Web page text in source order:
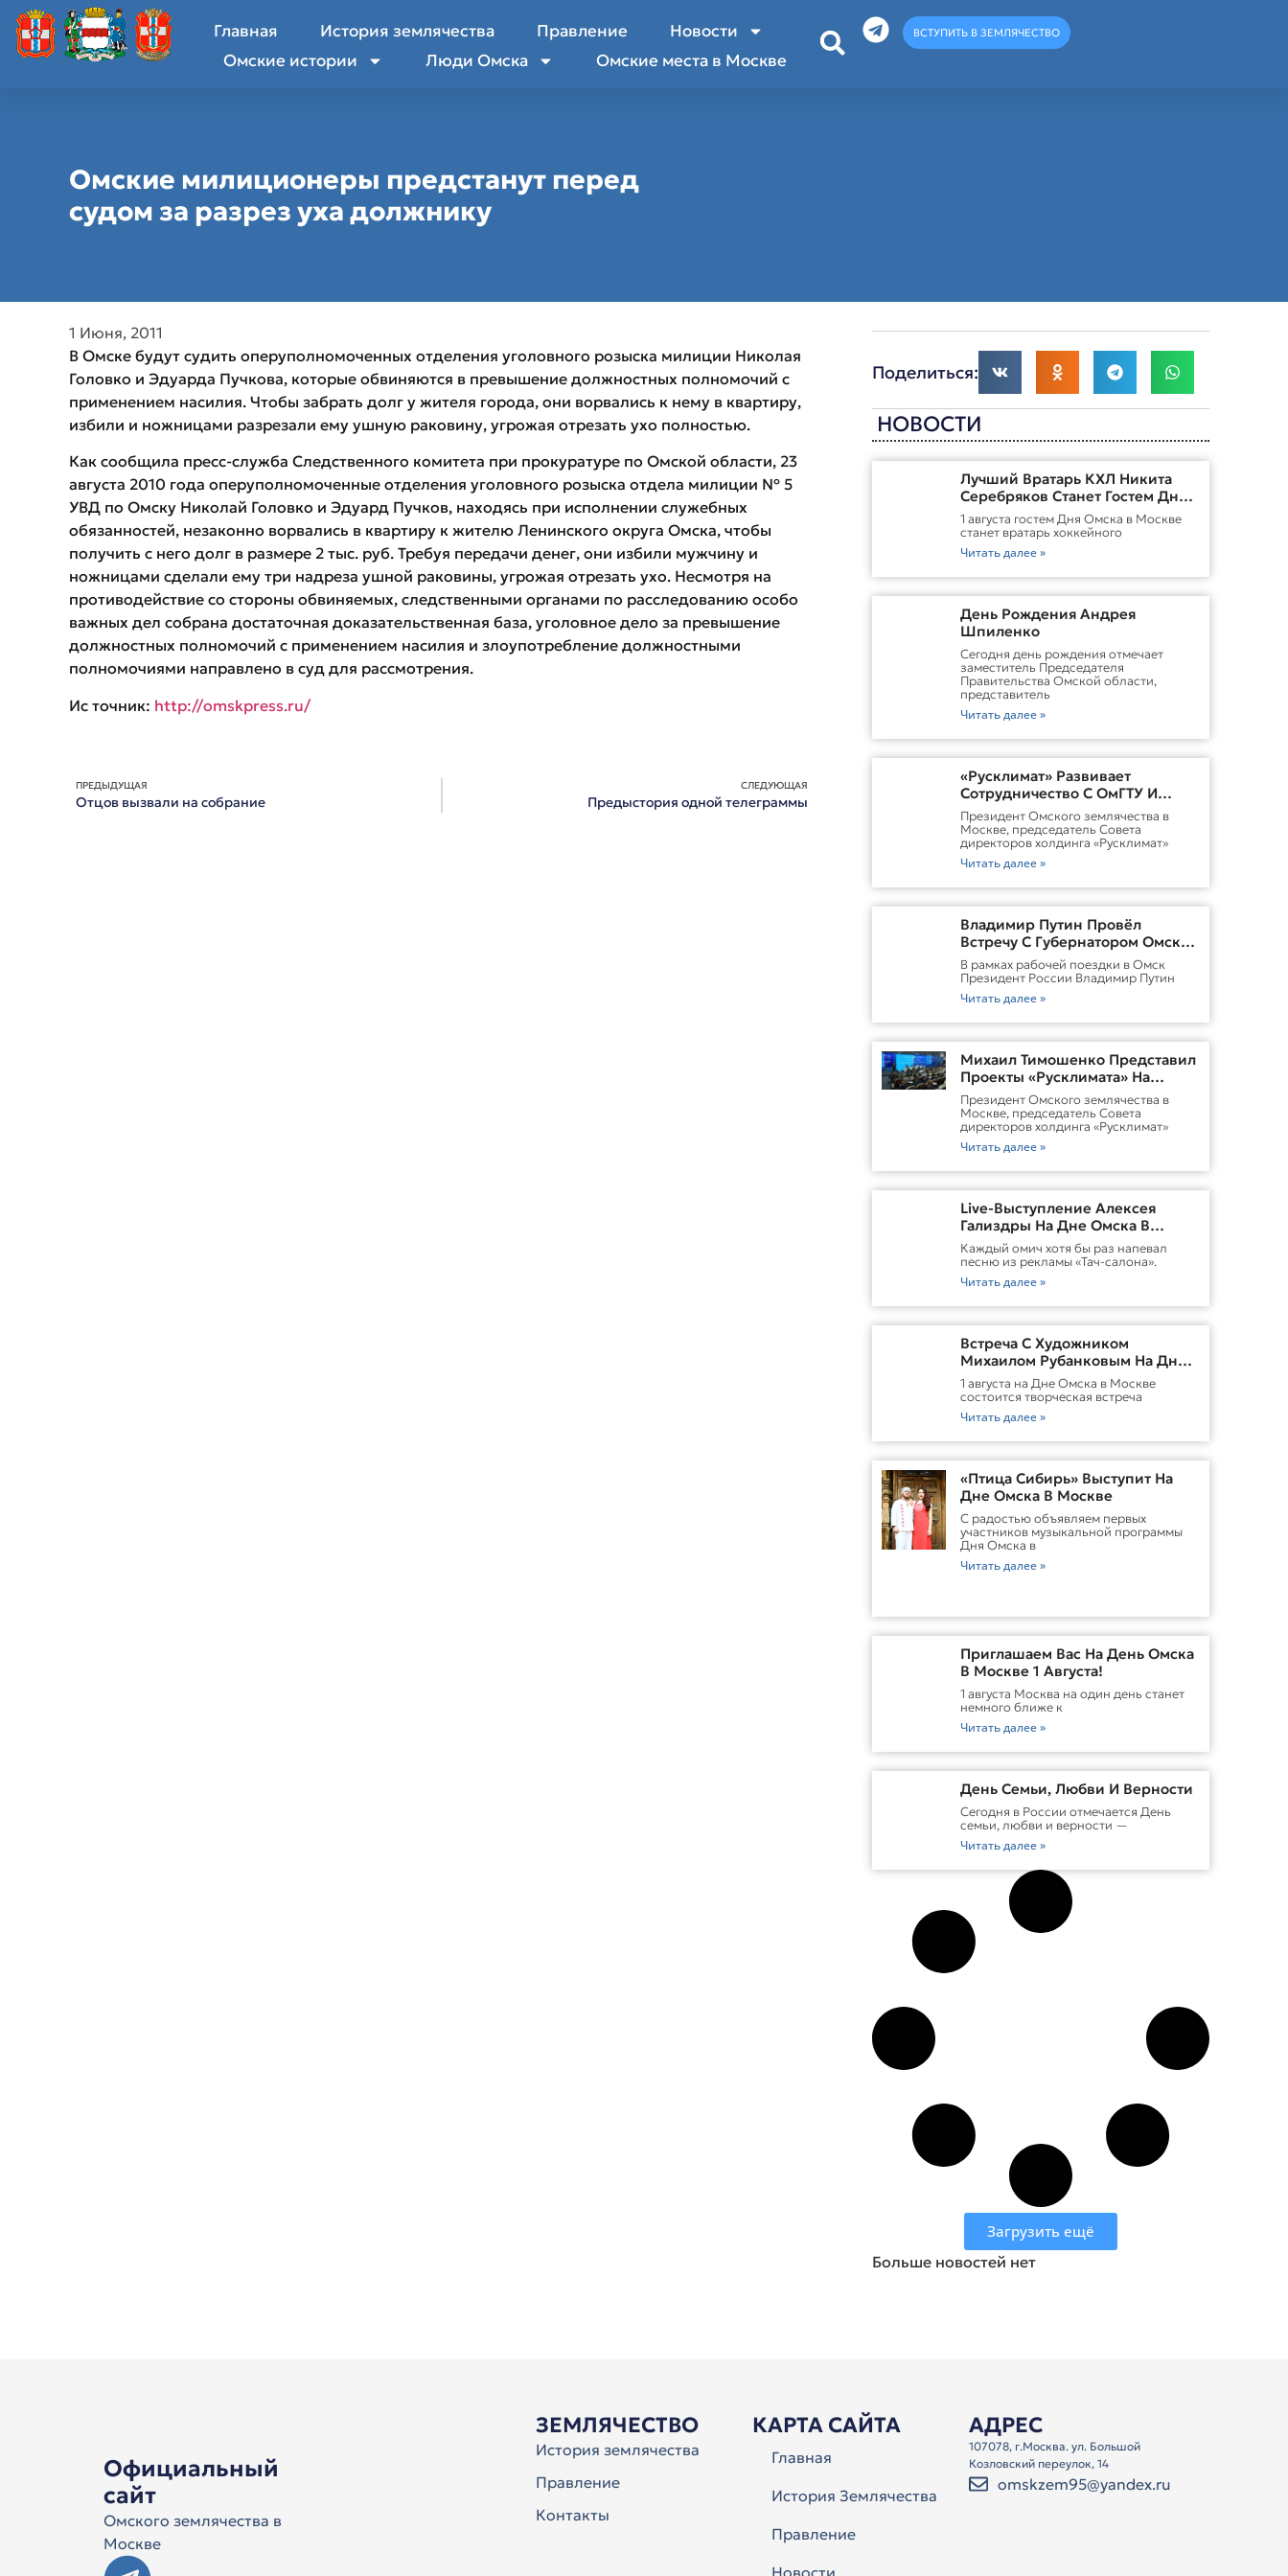
Главная История землячества Правление
Новости
Омские истории
Люди Омска Омские места в Москве
ВСТУПИТЬ В ЗЕМЛЯЧЕСТВО
Омские милиционеры предстанут перед
судом за разрез уха должнику
1 Июня, 2011
В Омске будут судить оперуполномоченных отделения уголовного розыска милиции Николая
Головко и Эдуарда Пучкова, которые обвиняются в превышение должностных полномочий с
применением насилия. Чтобы забрать долг у жителя города, они ворвались к нему в квартиру,
избили и ножницами разрезали ему ушную раковину, угрожая отрезать ухо полностью.
Как сообщила пресс-служба Следственного комитета при прокуратуре по Омской области, 23
августа 2010 года оперуполномоченные отделения уголовного розыска отдела милиции № 5
УВД по Омску Николай Головко и Эдуард Пучков, находясь при исполнении служебных
обязанностей, незаконно ворвались в квартиру к жителю Ленинского округа Омска, чтобы
получить с него долг в размере 2 тыс. руб. Требуя передачи денег, они избили мужчину и
ножницами сделали ему три надреза ушной раковины, угрожая отрезать ухо. Несмотря на
противодействие со стороны обвиняемых, следственными органами по расследованию особо
важных дел собрана достаточная доказательственная база, уголовное дело за превышение
должностных полномочий с применением насилия и злоупотребление должностными
полномочиями направлено в суд для рассмотрения.
Ис точник: http://omskpress.ru/
ПРЕДЫДУЩАЯ
Отцов вызвали на собрание
СЛЕДУЮЩАЯ
Предыстория одной телеграммы
Поделиться:
НОВОСТИ
Лучший Вратарь КХЛ Никита
Серебряков Станет Гостем Дня
Омска В Москве
1 августа гостем Дня Омска в Москве
станет вратарь хоккейного
Читать далее »
День Рождения Андрея
Шпиленко
Cегодня день рождения отмечает
заместитель Председателя
Правительства Омской области,
представитель
Читать далее »
«Русклимат» Развивает
Сотрудничество С ОмГТУ И
Участвует В Обновлении
Городской Среды Омска
Президент Омского землячества в
Москве, председатель Совета
директоров холдинга «Русклимат»
Читать далее »
Владимир Путин Провёл
Встречу С Губернатором Омской
Области Виталием
ХоценкоИсточник
В рамках рабочей поездки в Омск
Президент России Владимир Путин
Читать далее »
Михаил Тимошенко Представил
Проекты «Русклимата» На
Форуме России И Казахстана
Президент Омского землячества в
Москве, председатель Совета
директоров холдинга «Русклимат»
Читать далее »
Live-Выступление Алексея
Гализдры На Дне Омска В
Москве
Каждый омич хотя бы раз напевал
песню из рекламы «Тач-салона».
Читать далее »
Встреча С Художником
Михаилом Рубанковым На Дне
Омска В Москве
1 августа на Дне Омска в Москве
состоится творческая встреча
Читать далее »
«Птица Сибирь» Выступит На
Дне Омска В Москве
С радостью объявляем первых
участников музыкальной программы
Дня Омска в
Читать далее »
Приглашаем Вас На День Омска
В Москве 1 Августа!
1 августа Москва на один день станет
немного ближе к
Читать далее »
День Семьи, Любви И Верности
Сегодня в России отмечается День
семьи, любви и верности —
Читать далее »
Загрузить ещё
Больше новостей нет
Официальный
сайт
Омского землячества в
Москве
ЗЕМЛЯЧЕСТВО
История землячества
Правление
Контакты
КАРТА САЙТА
Главная
История Землячества
Правление
Новости
АДРЕС
107078, г.Москва. ул. Большой
Козловский переулок, 14
omskzem95@yandex.ru